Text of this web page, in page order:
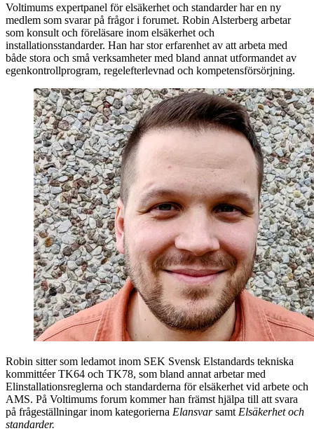
Voltimums expertpanel för elsäkerhet och standarder har en ny
medlem som svarar på frågor i forumet. Robin Alsterberg arbetar
som konsult och föreläsare inom elsäkerhet och
installationsstandarder. Han har stor erfarenhet av att arbeta med
både stora och små verksamheter med bland annat utformandet av
egenkontrollprogram, regelefterlevnad och kompetensförsörjning.
Robin sitter som ledamot inom SEK Svensk Elstandards tekniska
kommittéer TK64 och TK78, som bland annat arbetar med
Elinstallationsreglerna och standarderna för elsäkerhet vid arbete och
AMS. På Voltimums forum kommer han främst hjälpa till att svara
på frågeställningar inom kategorierna Elansvarsamt Elsäkerhet och
standarder.